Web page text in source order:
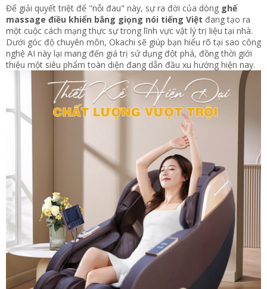
Để giải quyết triệt để "nỗi đau" này, sự ra đời của dòng ghế
massage điều khiển bằng giọng nói tiếng Việt đang tạo ra
một cuộc cách mạng thực sự trong lĩnh vực vật lý trị liệu tại nhà.
Dưới góc độ chuyên môn, Okachi sẽ giúp bạn hiểu rõ tại sao công
nghệ AI này lại mang đến giá trị sử dụng đột phá, đồng thời giới
thiệu một siêu phẩm toàn diện đang dẫn đầu xu hướng hiện nay.